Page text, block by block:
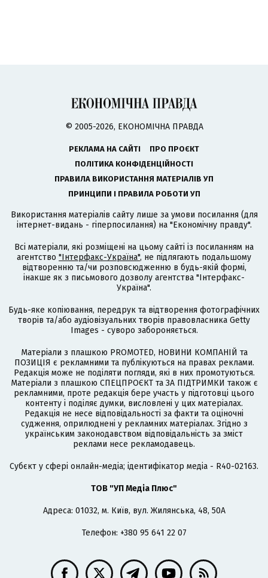
© 2005-2026, ЕКОНОМІЧНА ПРАВДА
РЕКЛАМА НА САЙТІ
ПРО ПРОЄКТ
ПОЛІТИКА КОНФІДЕНЦІЙНОСТІ
ПРАВИЛА ВИКОРИСТАННЯ МАТЕРІАЛІВ УП
ПРИНЦИПИ І ПРАВИЛА РОБОТИ УП
Використання матеріалів сайту лише за умови посилання (для
інтернет-видань - гіперпосилання) на "Економічну правду".
Всі матеріали, які розміщені на цьому сайті із посиланням на
агентство "Інтерфакс-Україна", не підлягають подальшому
відтворенню та/чи розповсюдженню в будь-якій формі,
інакше як з письмового дозволу агентства "Інтерфакс-
Україна".
Будь-яке копіювання, передрук та відтворення фотографічних
творів та/або аудіовізуальних творів правовласника Getty
Images - суворо забороняється.
Матеріали з плашкою PROMOTED, НОВИНИ КОМПАНІЙ та
ПОЗИЦІЯ є рекламними та публікуються на правах реклами.
Редакція може не поділяти погляди, які в них промотуються.
Матеріали з плашкою СПЕЦПРОЄКТ та ЗА ПІДТРИМКИ також є
рекламними, проте редакція бере участь у підготовці цього
контенту і поділяє думки, висловлені у цих матеріалах.
Редакція не несе відповідальності за факти та оціночні
судження, оприлюднені у рекламних матеріалах. Згідно з
українським законодавством відповідальність за зміст
реклами несе рекламодавець.
Cубєкт у сфері онлайн-медіа; ідентифікатор медіа - R40-02163.
ТОВ "УП Медіа Плюс"
Адреса: 01032, м. Київ, вул. Жилянська, 48, 50А
Телефон: +380 95 641 22 07